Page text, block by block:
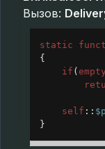
Вызов:
static
{
if ( empty
self ::
}